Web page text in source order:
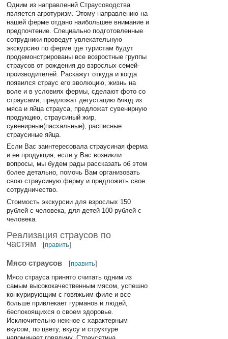
Одним из направлений Страусоводства
является агротуризм. Этому направлению на
нашей ферме отдано наибольшее внимание и
предпочтение. Специально подготовленные
сотрудники проведут увлекательную
экскурсию по ферме где туристам будут
продемонстрированы все возростные группы
страусов от рождения до взрослых семей-
производителей. Раскажут откуда и когда
появился страус его эволюцию, жизнь на
воле и в условиях фермы, сделают фото со
страусами, предложат дегустацию блюд из
мяса и яйца страуса, предложат сувенирную
продукцию, страусиный жир,
сувенирные(пасхальные), расписные
страусиные яйца.
Если Вас заинтересовала страусиная ферма
и ее продукция, если у Вас возникли
вопросы, мы будем рады рассказать об этом
более детально, помочь Вам организовать
свою страусиную ферму и предложить свое
сотрудничество.
Стоимость экскурсии для взрослых 150
рублей с человека, для детей 100 рублей с
человека.
Реализация страусов по
частям
[править]
Мясо страусов [править]
Мясо страуса принято считать одним из
самым высококачественным мясом, успешно
конкурирующим с говяжьим филе и все
больше привлекает гурманов и людей,
беспокоящихся о своем здоровье.
Исключительно нежное с характерным
вкусом, по цвету, вкусу и структуре